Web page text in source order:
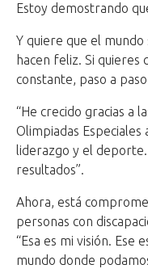
Estoy demostrando
Y quiere que el
hacen feliz. Si quieres
constante, paso a
“He crecido gracias a
Olimpiadas
liderazgo y el
resultados”.
Ahora, está
personas con
“Esa es mi visión. Ese
mundo donde